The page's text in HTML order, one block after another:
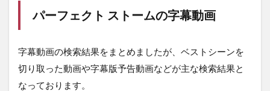
パーフェクト ストームの字幕動画
字幕動画の検索結果をまとめましたが、ベストシーンを
切り取った動画や字幕版予告動画などが主な検索結果と
なっております。